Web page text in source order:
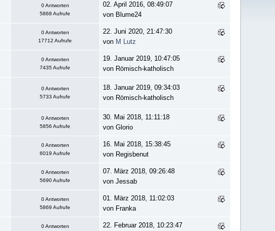
0 Antworten
5868 Aufrufe
02. April 2016, 08:49:07
von Blume24
0 Antworten
17712 Aufrufe
22. Juni 2020, 21:47:30
von M Lutz
0 Antworten
7435 Aufrufe
19. Januar 2019, 10:47:05
von Römisch-katholisch
0 Antworten
5733 Aufrufe
18. Januar 2019, 09:34:03
von Römisch-katholisch
0 Antworten
5856 Aufrufe
30. Mai 2018, 11:11:18
von Glorio
0 Antworten
6019 Aufrufe
16. Mai 2018, 15:38:45
von Regisbenut
0 Antworten
5690 Aufrufe
07. März 2018, 09:26:48
von Jessab
0 Antworten
5869 Aufrufe
01. März 2018, 11:02:03
von Franka
0 Antworten
22. Februar 2018, 10:23:47